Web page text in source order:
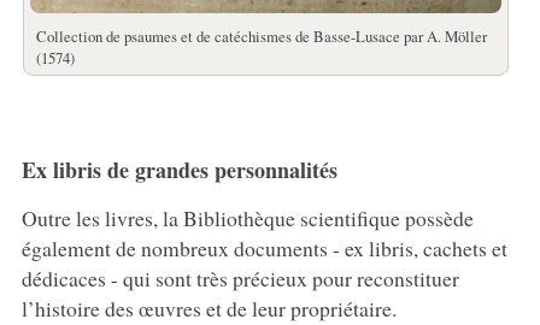
Collection de psaumes et de catéchismes de Basse-Lusace par A. Möller
(1574)
Ex libris de grandes personnalités
Outre les livres, la Bibliothèque scientifique possède
également de nombreux documents - ex libris, cachets et
dédicaces - qui sont très précieux pour reconstituer
l’histoire des œuvres et de leur propriétaire.